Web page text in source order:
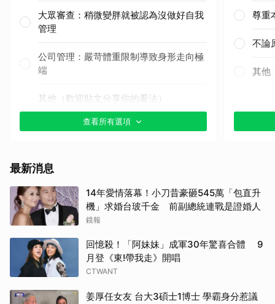
大眾審查：稍微變胖就被認為沒做好自我
管理
公司管理：嚴苛體重限制導致身形走向極
端
其他（歡迎貼文分享你的看法）
查看所有選項
尊重
不論
其他
最新消息
14年愛情落幕！小刀昔豪砸545萬「包直升
機」求婚台玻千金 前副總統連戰是證婚人
鏡報
回憶殺！「阿妹妹」成軍30年驚喜合體 9
月登《東!帶我走》開唱
CTWANT
姜厚任女友 台大3碩士1博士 學霸身分惹議